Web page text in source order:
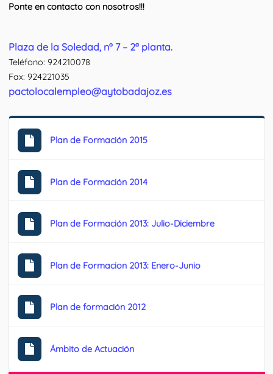
Ponte en contacto con nosotros!!!
Plaza de la Soledad, nº 7 – 2ª planta.
Teléfono: 924210078
Fax: 924221035
pactolocalempleo@aytobadajoz.es
Plan de Formación 2015
Plan de Formación 2014
Plan de Formación 2013: Julio-Diciembre
Plan de Formacion 2013: Enero-Junio
Plan de formación 2012
Ámbito de Actuación